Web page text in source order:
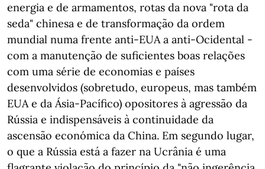
energia e de armamentos, rotas da nova "rota da
seda" chinesa e de transformação da ordem
mundial numa frente anti-EUA a anti-Ocidental -
com a manutenção de suficientes boas relações
com uma série de economias e países
desenvolvidos (sobretudo, europeus, mas também
EUA e da Ásia-Pacífico) opositores à agressão da
Rússia e indispensáveis à continuidade da
ascensão económica da China. Em segundo lugar,
o que a Rússia está a fazer na Ucrânia é uma